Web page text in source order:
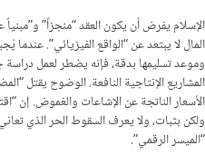
الإسلام يفرض أن يكون العقد “منجزاً”
المال لا يبتعد عن “الواقع الفيزيائي”.
وموعد تسليمها بدقة، فإنه يضطر لعمل
المشاريع الإنتاجية النافعة. الوضوح يقتل
الأسعار الناتجة عن الإشاعات والغموض. إن
ولكن بثبات، ولا يعرف السقوط الحر الذي
“الميسر الرقمي”.